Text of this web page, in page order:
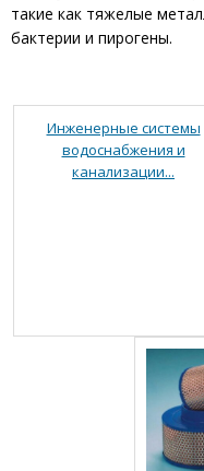
такие как тяжелые
бактерии и пирогены.
Инженерные системы
водоснабжения и
канализации...